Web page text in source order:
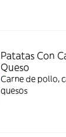
Patatas Con
Queso
Carne de pollo,
quesos